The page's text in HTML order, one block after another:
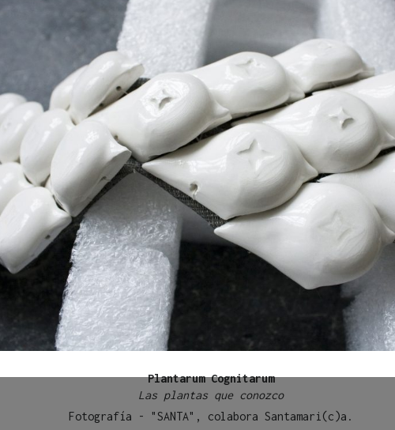
Plantarum Cognitarum
Las plantas que conozco
Fotografía - "SANTA", colabora Santamari(c)a.